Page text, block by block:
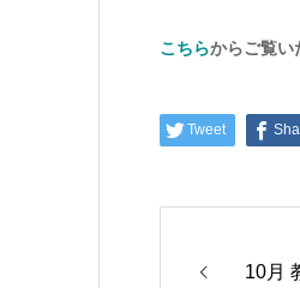
こちらからご覧い
Tweet
10月